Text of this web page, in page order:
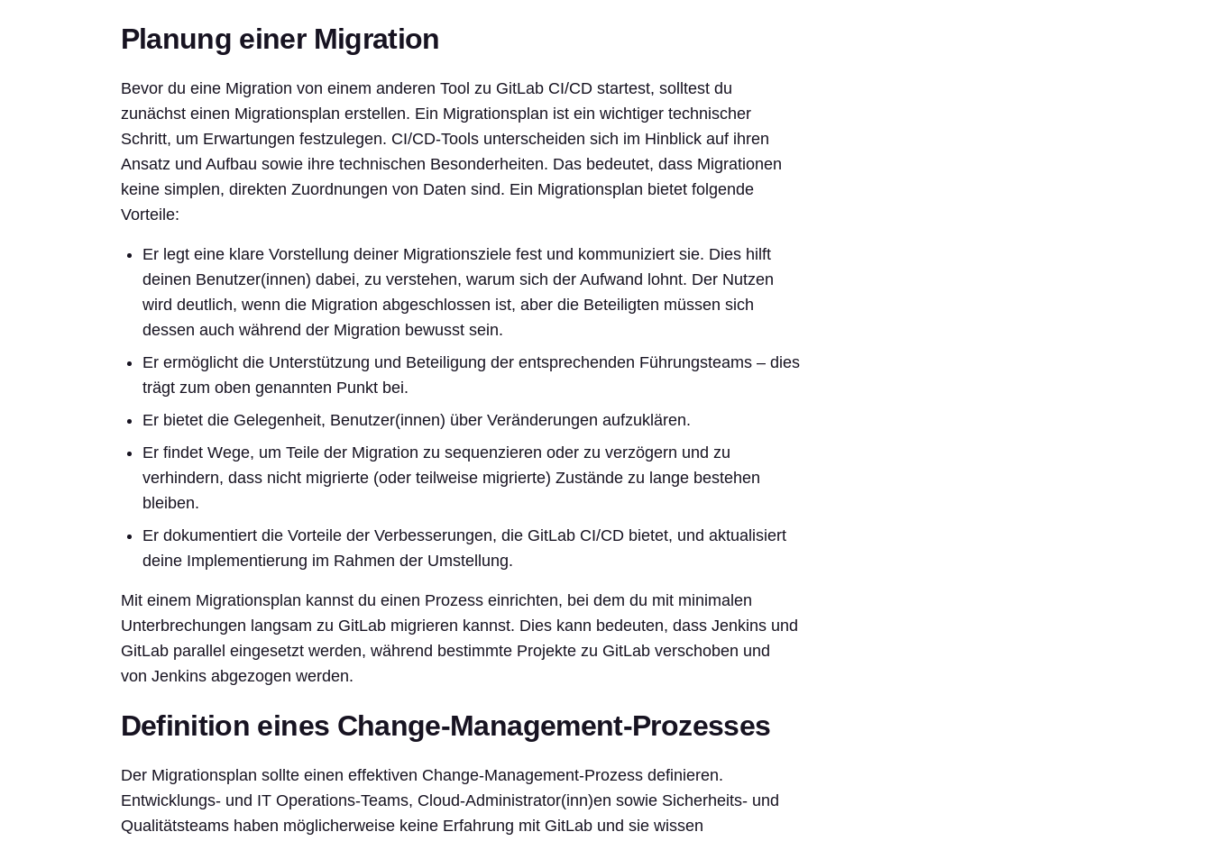
Planung einer Migration
Bevor du eine Migration von einem anderen Tool zu GitLab CI/CD startest, solltest du
zunächst einen Migrationsplan erstellen. Ein Migrationsplan ist ein wichtiger technischer
Schritt, um Erwartungen festzulegen. CI/CD-Tools unterscheiden sich im Hinblick auf ihren
Ansatz und Aufbau sowie ihre technischen Besonderheiten. Das bedeutet, dass Migrationen
keine simplen, direkten Zuordnungen von Daten sind. Ein Migrationsplan bietet folgende
Vorteile:
Er legt eine klare Vorstellung deiner Migrationsziele fest und kommuniziert sie. Dies hilft
deinen Benutzer(innen) dabei, zu verstehen, warum sich der Aufwand lohnt. Der Nutzen
wird deutlich, wenn die Migration abgeschlossen ist, aber die Beteiligten müssen sich
dessen auch während der Migration bewusst sein.
Er ermöglicht die Unterstützung und Beteiligung der entsprechenden Führungsteams – dies
trägt zum oben genannten Punkt bei.
Er bietet die Gelegenheit, Benutzer(innen) über Veränderungen aufzuklären.
Er findet Wege, um Teile der Migration zu sequenzieren oder zu verzögern und zu
verhindern, dass nicht migrierte (oder teilweise migrierte) Zustände zu lange bestehen
bleiben.
Er dokumentiert die Vorteile der Verbesserungen, die GitLab CI/CD bietet, und aktualisiert
deine Implementierung im Rahmen der Umstellung.
Mit einem Migrationsplan kannst du einen Prozess einrichten, bei dem du mit minimalen
Unterbrechungen langsam zu GitLab migrieren kannst. Dies kann bedeuten, dass Jenkins und
GitLab parallel eingesetzt werden, während bestimmte Projekte zu GitLab verschoben und
von Jenkins abgezogen werden.
Definition eines Change-Management-Prozesses
Der Migrationsplan sollte einen effektiven Change-Management-Prozess definieren.
Entwicklungs- und IT Operations-Teams, Cloud-Administrator(inn)en sowie Sicherheits- und
Qualitätsteams haben möglicherweise keine Erfahrung mit GitLab und sie wissen